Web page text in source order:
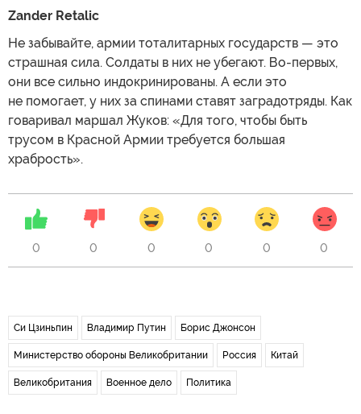
Zander Retalic
Не забывайте, армии тоталитарных государств — это
страшная сила. Солдаты в них не убегают. Во-первых,
они все сильно индокринированы. А если это
не помогает, у них за спинами ставят заградотряды. Как
говаривал маршал Жуков: «Для того, чтобы быть
трусом в Красной Армии требуется большая
храбрость».
0 0 0 0 0 0
Си Цзиньпин Владимир Путин Борис Джонсон
Министерство обороны Великобритании Россия Китай
Великобритания Военное дело Политика